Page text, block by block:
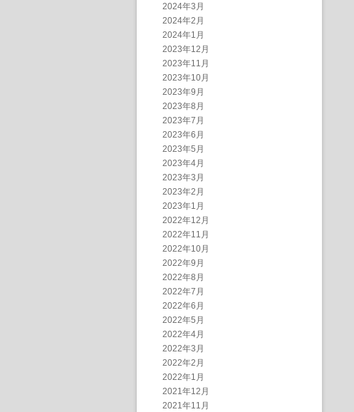
2024年3月
2024年2月
2024年1月
2023年12月
2023年11月
2023年10月
2023年9月
2023年8月
2023年7月
2023年6月
2023年5月
2023年4月
2023年3月
2023年2月
2023年1月
2022年12月
2022年11月
2022年10月
2022年9月
2022年8月
2022年7月
2022年6月
2022年5月
2022年4月
2022年3月
2022年2月
2022年1月
2021年12月
2021年11月